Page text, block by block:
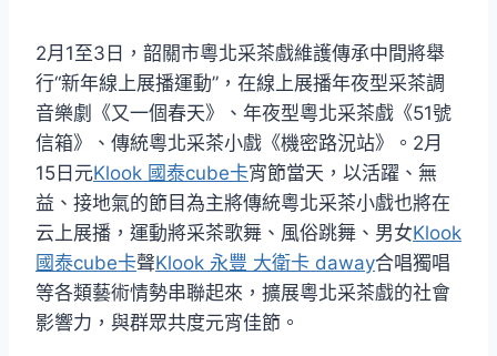
2月1至3日，韶關市粵北采茶戲維護傳承中間將舉
行“新年線上展播運動”，在線上展播年夜型采茶調
音樂劇《又一個春天》、年夜型粵北采茶戲《51號
信箱》、傳統粵北采茶小戲《機密路況站》。2月
15日元Klook 國泰cube卡宵節當天，以活躍、無
益、接地氣的節目為主將傳統粵北采茶小戲也將在
云上展播，運動將采茶歌舞、風俗跳舞、男女Klook
國泰cube卡聲Klook 永豐 大衛卡 daway合唱獨唱
等各類藝術情勢串聯起來，擴展粵北采茶戲的社會
影響力，與群眾共度元宵佳節。